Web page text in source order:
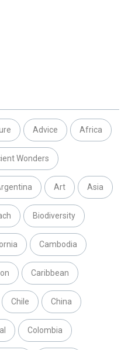
Advice Africa
Wonders
Art Asia
Biodiversity
Cambodia
Caribbean
Chile China
Colombia